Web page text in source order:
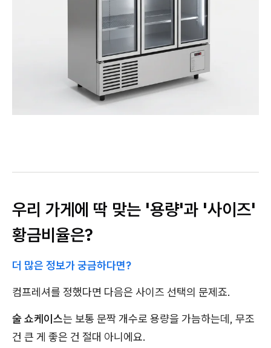
우리 가게에 딱 맞는 '용량'과 '사이즈'
황금비율은?
더 많은 정보가 궁금하다면?
컴프레셔를 정했다면 다음은 사이즈 선택의 문제죠.
술 쇼케이스는 보통 문짝 개수로 용량을 가늠하는데, 무조
건 큰 게 좋은 건 절대 아니에요.